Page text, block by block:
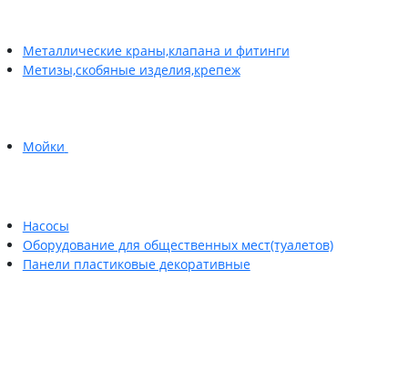
Металлические краны,клапана и фитинги
Метизы,скобяные изделия,крепеж
Мойки
Насосы
Оборудование для общественных мест(туалетов)
Панели пластиковые декоративные